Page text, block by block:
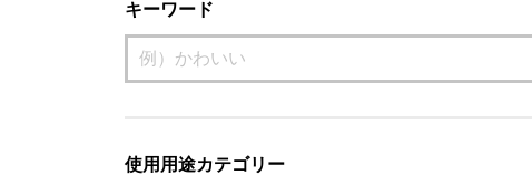
キーワード
使用用途カテゴリー